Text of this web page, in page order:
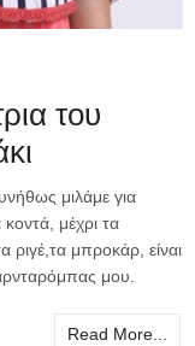
του
μιλάμε για
μέχρι τα
μπροκάρ, είναι
μου.
Read More...